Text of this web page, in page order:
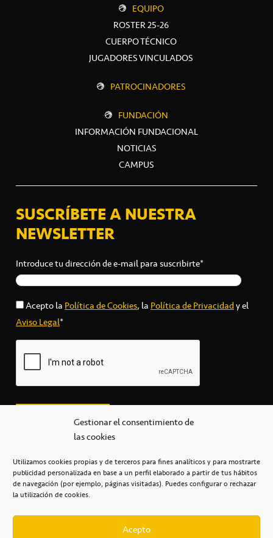
Gestionar el consentimiento de
las cookies
Utilizamos cookies propias y de terceros para fines analíticos y para mostrarte
publicidad personalizada en base a un perfil elaborado a partir de tus hábitos
de navegación (por ejemplo, páginas visitadas). Puedes configurar o rechazar
la utilización de cookies.
Acepto
EQUIPO
ROSTER 25-26
CUERPO TÉCNICO
JUGADORES VINCULADOS
PATROCINADORES
FUNDACIÓN
INFORMACIÓN FUNDACIONAL
NOTICIAS
CAMPUS
SUSCRÍBETE A NUESTRA
NEWSLETTER
Introduce tu dirección de e-mail para suscribirte*
Acepto la Política de Cookies, la Política de Privacidady el
Aviso Legal*
secretaria@cbcanarias.es
+34 922 253 684
Casa del Deporte / 38108 – La Laguna